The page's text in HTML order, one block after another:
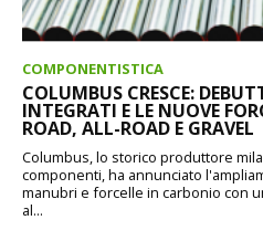
COMPONENTISTICA
COLUMBUS CRESCE:
INTEGRATI E LE NUOVE
ROAD, ALL-ROAD E GRAVEL
Columbus, lo storico produttore
componenti, ha annunciato
manubri e forcelle in carbonio con
al...